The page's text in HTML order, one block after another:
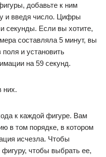
добавьте к ним
и введя число. Цифры
секунды. Если вы хотите,
составляла 5 минут, вы
и установить
на 59 секунд.
к каждой фигуре. Вам
в том порядке, в котором
исчезла. Чтобы
чтобы выбрать ее,